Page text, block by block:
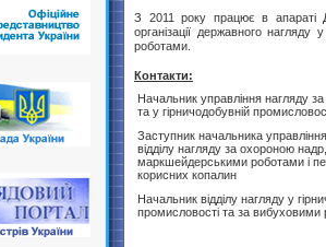
З 2011 року працює в апараті
організації державного нагляду
роботами.
Контакти:
Начальник управління нагляду
та у гірничодобувній
Заступник начальника
відділу нагляду за охороною
маркшейдерськими роботами і
корисних копалин
Начальник відділу нагляду у
промисловості та за вибуховими